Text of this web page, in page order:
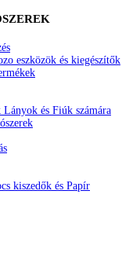
eszközök és kiegészítők
Lányok és Fiúk számára
kiszedők és Papír